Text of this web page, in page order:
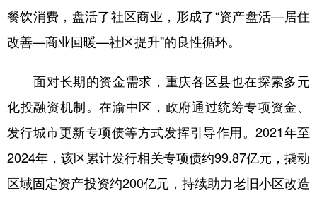
餐饮消费，盘活了社区商业，形成了“资产盘活—居住
改善—商业回暖—社区提升”的良性循环。
面对长期的资金需求，重庆各区县也在探索多元
化投融资机制。在渝中区，政府通过统筹专项资金、
发行城市更新专项债等方式发挥引导作用。2021年至
2024年，该区累计发行相关专项债约99.87亿元，撬动
区域固定资产投资约200亿元，持续助力老旧小区改造